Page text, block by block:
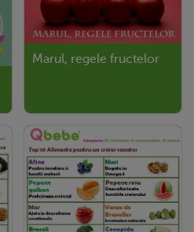
Marul, regele fructelor